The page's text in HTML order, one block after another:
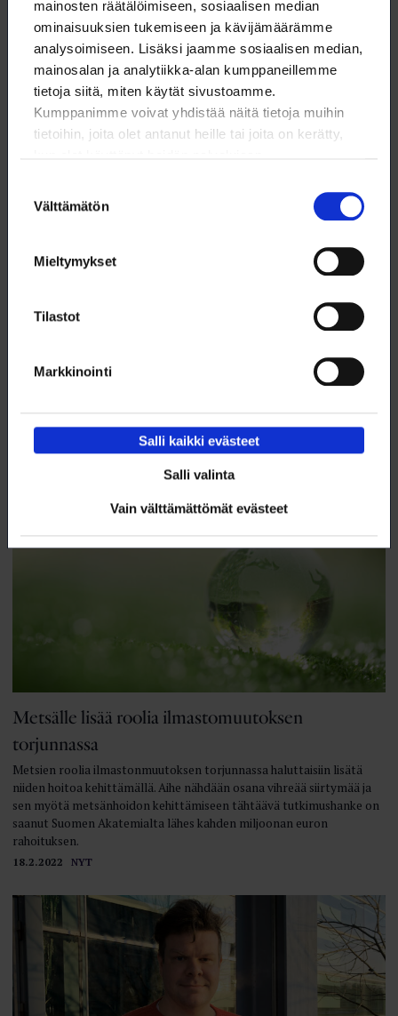
mainosten räätälöimiseen, sosiaalisen median
ominaisuuksien tukemiseen ja kävijämäärämme
analysoimiseen. Lisäksi jaamme sosiaalisen median,
mainosalan ja analytiikka-alan kumppaneillemme
tietoja siitä, miten käytät sivustoamme.
Kumppanimme voivat yhdistää näitä tietoja muihin
tietoihin, joita olet antanut heille tai joita on kerätty,
valinta
Välttämätön
Mieltymykset
Tilastot
Markkinointi
Salli kaikki evästeet
Salli valinta
Vain välttämättömät evästeet
18.2.2022 NYT
18.2.2022 NYT
Synteettinen biologia suostuttelee mikrobeja
tuottamaan haluttuja aineita
Synteettinen biologia tarjoaa omat välineensä kiertotalouden ja
kestävän kehityksen ratkaisuihin. Alan kehitystä on vauhditettu
Suomessa noin kymmenen vuotta sitten käynnistyneellä Suomen
18.2.2022 NYT
Metsälle lisää roolia ilmastomuutoksen
torjunnassa
Metsien roolia ilmastonmuutoksen torjunnassa haluttaisiin lisätä
niiden hoitoa kehittämällä. Aihe nähdään osana vihreää siirtymää ja
sen myötä metsänhoidon kehittämiseen tähtäävä tutkimushanke on
saanut Suomen Akatemialta lähes kahden miljoonan euron
rahoituksen.